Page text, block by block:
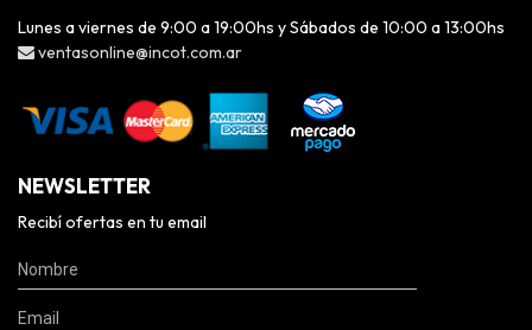
Lunes a viernes de 9:00 a 19:00hs y Sábados de 10:00 a 13:00hs
ventasonline@incot.com.ar
NEWSLETTER
Recibí ofertas en tu email